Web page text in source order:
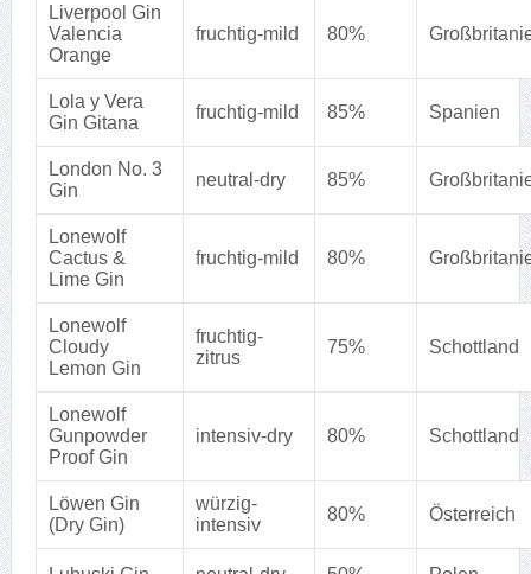
Liverpool Gin
Valencia
Orange
fruchtig-mild 80%
Lola y Vera
Gin Gitana
fruchtig-mild 85% Spanien
London No. 3
Gin
neutral-dry 85%
Lonewolf
Cactus &
Lime Gin
fruchtig-mild 80%
Lonewolf
Cloudy
Lemon Gin
fruchtig-
zitrus
75% Schottland
Lonewolf
Gunpowder
Proof Gin
intensiv-dry 80% Schottland
Löwen Gin
(Dry Gin)
würzig-
intensiv
80% Österreich